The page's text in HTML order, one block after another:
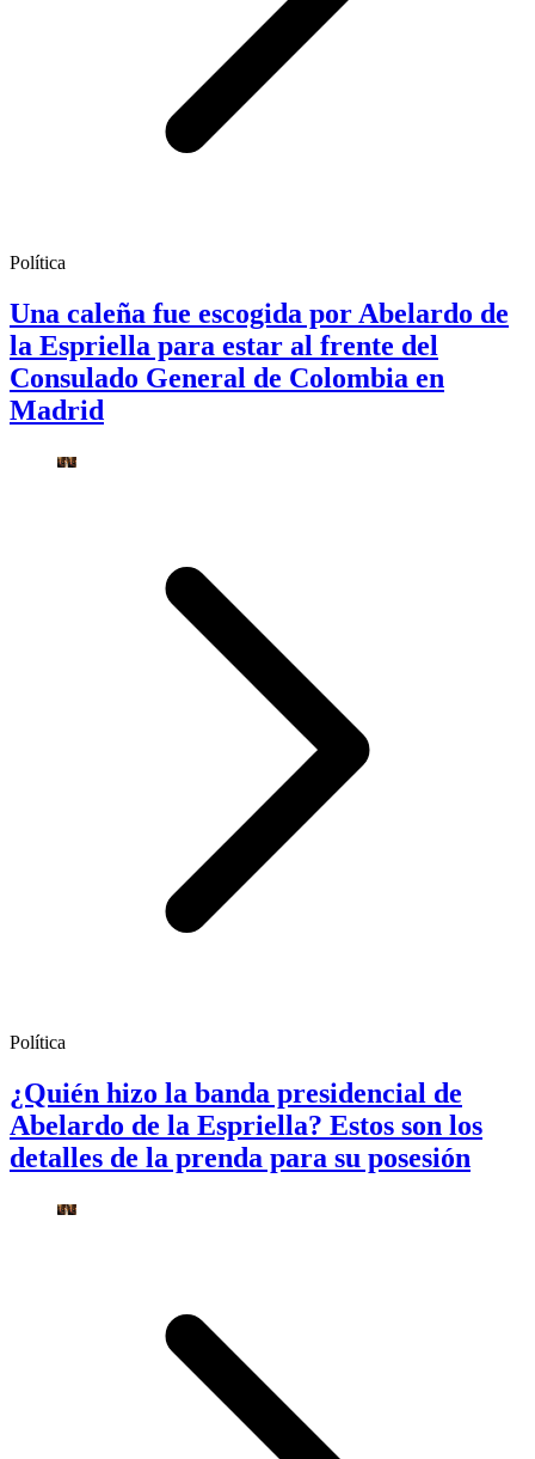
Política
Una caleña fue escogida por Abelardo de
la Espriella para estar al frente del
Consulado General de Colombia en
Madrid
Política
¿Quién hizo la banda presidencial de
Abelardo de la Espriella? Estos son los
detalles de la prenda para su posesión